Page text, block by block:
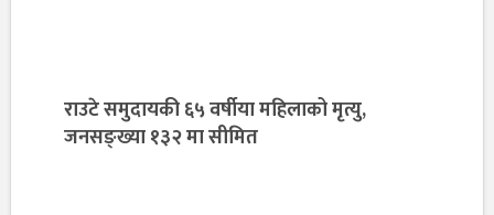
राउटे समुदायकी ६५ वर्षीया महिलाको मृत्यु,
जनसङ्ख्या १३२ मा सीमित